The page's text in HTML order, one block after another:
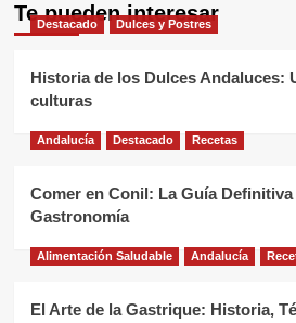
Te pueden interesar
Destacado Dulces y Postres
Historia de los Dulces Andaluces:
culturas
Andalucía Destacado Recetas
Comer en Conil: La Guía
Gastronomía
Alimentación Saludable Andalucía
El Arte de la Gastrique: Historia,